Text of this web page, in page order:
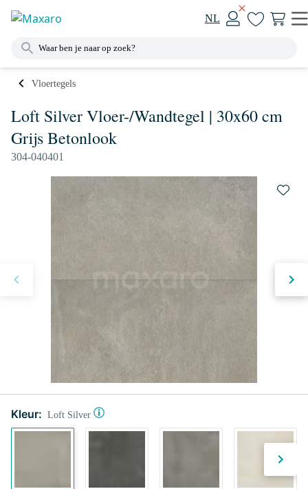
NL
Vloertegels
Loft Silver Vloer-/Wandtegel | 30x60 cm
Grijs Betonlook
304-040401
Kleur: Loft Silver